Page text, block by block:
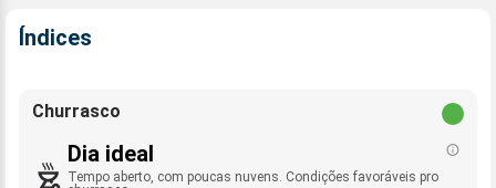
Índices
Churrasco
Dia ideal
Tempo aberto, com poucas nuvens. Condições favoráveis pro